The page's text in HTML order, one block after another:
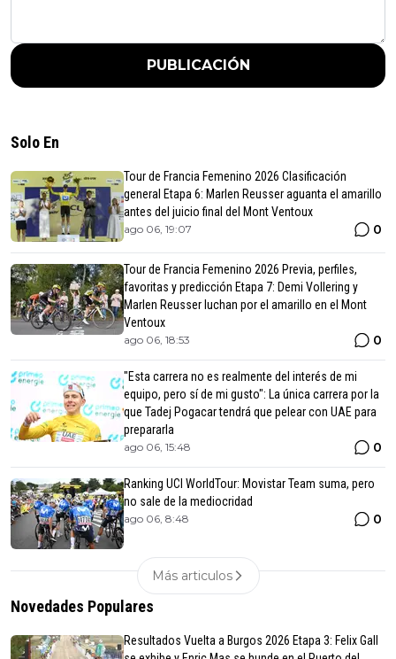
PUBLICACIÓN
Solo En
Tour de Francia Femenino 2026 Clasificación
general Etapa 6: Marlen Reusser aguanta el amarillo
antes del juicio final del Mont Ventoux
ago 06, 19:07 0
Tour de Francia Femenino 2026 Previa, perfiles,
favoritas y predicción Etapa 7: Demi Vollering y
Marlen Reusser luchan por el amarillo en el Mont
Ventoux
ago 06, 18:53 0
"Esta carrera no es realmente del interés de mi
equipo, pero sí de mi gusto": La única carrera por la
que Tadej Pogacar tendrá que pelear con UAE para
prepararla
ago 06, 15:48 0
Ranking UCI WorldTour: Movistar Team suma, pero
no sale de la mediocridad
ago 06, 8:48 0
Más articulos
Novedades Populares
Resultados Vuelta a Burgos 2026 Etapa 3: Felix Gall